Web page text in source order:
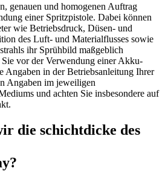
genauen und homogenen Auftrag
einer Spritzpistole. Dabei können
wie Betriebsdruck, Düsen- und
des Luft- und Materialflusses sowie
ihr Sprühbild maßgeblich
vor der Verwendung einer Akku-
Angaben in der Betriebsanleitung Ihrer
Angaben im jeweiligen
und achten Sie insbesondere auf
die schichtdicke des